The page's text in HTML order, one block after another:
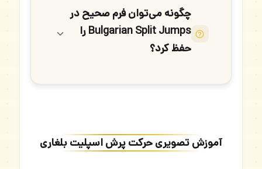
چگونه می‌توان فرم صحیح در
Bulgarian Split Jumps را
حفظ کرد؟
آموزش تصویری حرکت پرش اسپلیت بلغاری